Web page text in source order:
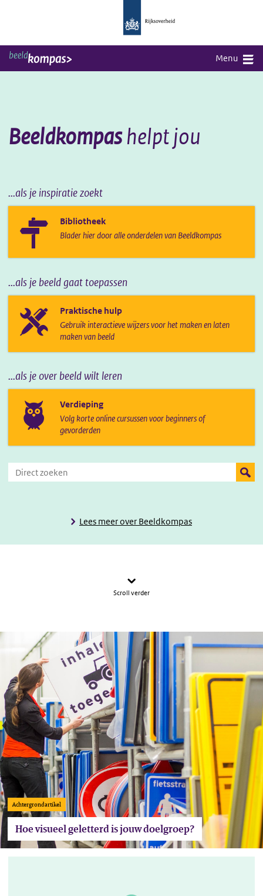
Menu
Over beeldkompas
Contact
Beeldkompashelpt jou
...als je inspiratie zoekt
Bibliotheek
Blader hier door alle onderdelen van Beeldkompas
...als je beeld gaat toepassen
Praktische hulp
Gebruik interactieve wijzers voor het maken en laten
maken van beeld
...als je over beeld wilt leren
Verdieping
Volg korte online cursussen voor beginners of
gevorderden
Direct zoeken Zoeken
Lees meer over Beeldkompas
Scroll verder
Lees het artikel Hoe visueel geletterd is jouw doelgroep?
Achtergrondartikel
Hoe visueel geletterd is jouw doelgroep?